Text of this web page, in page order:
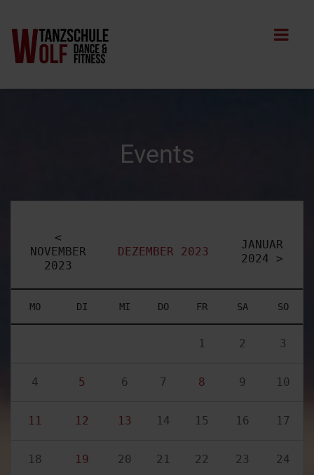
Events
<
NOVEMBER
2023
DEZEMBER 2023
JANUAR
2024 >
MO DI MI DO FR SA SO
1 2 3
4 5 6 7 8 9 10
11 12 13 14 15 16 17
18 19 20 21 22 23 24